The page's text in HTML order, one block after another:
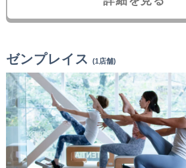
ゼンプレイス (1店舗)